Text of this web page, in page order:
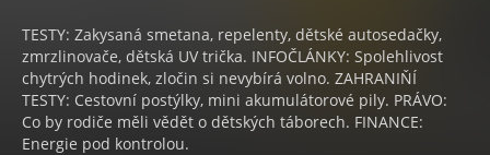
TESTY: Zakysaná smetana, repelenty, dětské autosedačky,
zmrzlinovače, dětská UV trička. INFOČLÁNKY: Spolehlivost
chytrých hodinek, zločin si nevybírá volno. ZAHRANIŇÍ
TESTY: Cestovní postýlky, mini akumulátorové pily. PRÁVO:
Co by rodiče měli vědět o dětských táborech. FINANCE:
Energie pod kontrolou.